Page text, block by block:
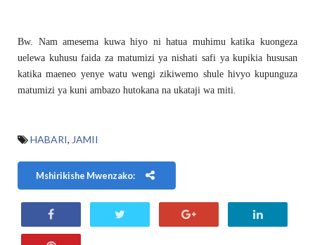
Bw. Nam amesema kuwa hiyo ni hatua muhimu katika kuongeza
uelewa kuhusu faida za matumizi ya nishati safi ya kupikia hususan
katika maeneo yenye watu wengi zikiwemo shule hivyo kupunguza
matumizi ya kuni ambazo hutokana na ukataji wa miti.
HABARI, JAMII
Mshirikishe Mwenzako: